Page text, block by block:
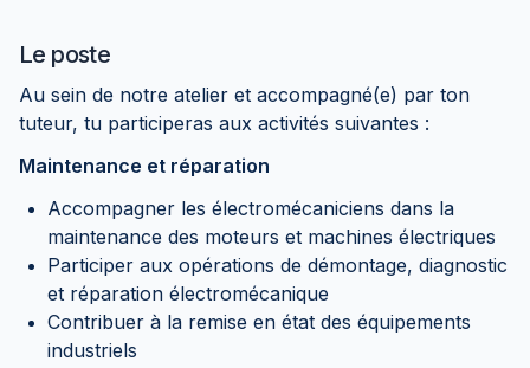
Le poste
Au sein de notre atelier et accompagné(e) par ton
tuteur, tu participeras aux activités suivantes :
Maintenance et réparation
Accompagner les électromécaniciens dans la
maintenance des moteurs et machines électriques
Participer aux opérations de démontage, diagnostic
et réparation électromécanique
Contribuer à la remise en état des équipements
industriels